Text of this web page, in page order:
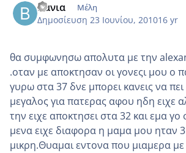
Βανια Μέλη
Δημοσίευση 23 Ιουνίου, 201016 yr
θα συμφωνησω απολυτα με την
.οταν με αποκτησαν οι γονεςι μου ο
γυρω στα 37 δνε μπορει κανεις να πει
μεγαλος για πατερας αφου ηδη ειχε
την ειχε αποκτησει στα 32 και εμα
μενα ειχε διαφορα η μαμα μου ηταν
μικρη.Θυαμαι εντονα που μιαμερα με